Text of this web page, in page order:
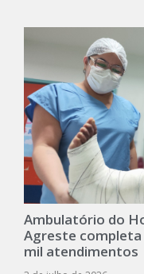
Ambulatório do
Agreste
mil atendimentos